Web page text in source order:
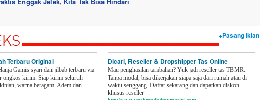
+Pasang iklan
Terbaru Original
Gamis syari dan jilbab terbaru via
ongkos kirim. Siap kirim seluruh
warna beragam. Adem dan
Dicari, Reseller & Dropshipper Tas Online
Mau penghasilan tambahan? Yuk jadi reseller tas TBMR.
Tanpa modal, bisa dikerjakan siapa saja dari rumah atau di
waktu senggang. Daftar sekarang dan dapatkan diskon
khusus reseller